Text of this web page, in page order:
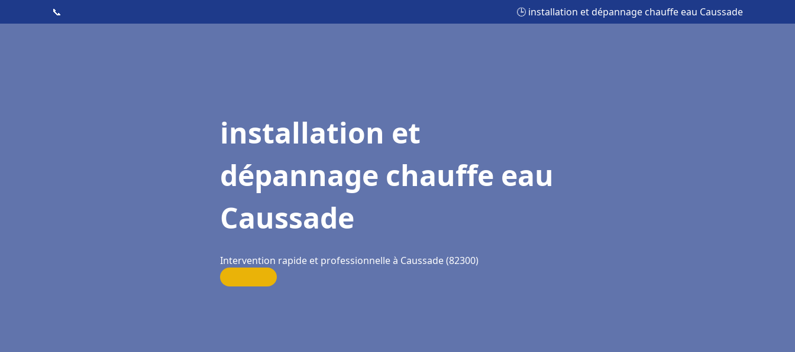
📞 🕒 installation et dépannage chauffe eau Caussade
installation et
dépannage chauffe eau
Caussade
Intervention rapide et professionnelle à Caussade (82300)